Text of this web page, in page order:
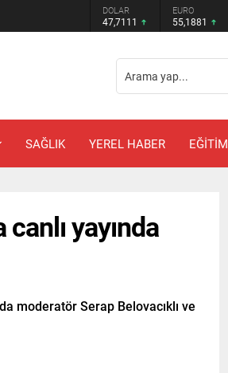
DOLAR
47,7111
EURO
55,1881
SAĞLIK YEREL HABER EĞİTİM
yayında
moderatör Serap Belovacıklı ve